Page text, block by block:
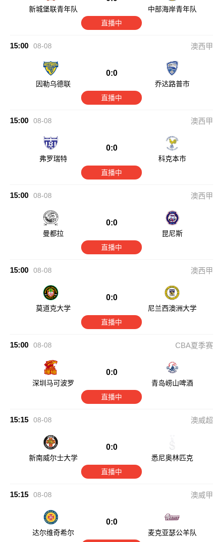
新城堡联青年队
中部海岸青年队
直播中
15:00 08-08 澳西甲
因勒乌德联
0:0
乔达路普市
直播中
15:00 08-08 澳西甲
弗罗瑞特
0:0
科克本市
直播中
15:00 08-08 澳西甲
曼都拉
0:0
昆尼斯
直播中
15:00 08-08 澳西甲
莫道克大学
0:0
尼兰西澳洲大学
直播中
15:00 08-08 CBA夏季赛
深圳马可波罗
0:0
青岛崂山啤酒
直播中
15:15 08-08 澳威超
新南威尔士大学
0:0
悉尼奥林匹克
直播中
15:15 08-08 澳威甲
达尔维奇希尔
0:0
麦克亚瑟公羊队